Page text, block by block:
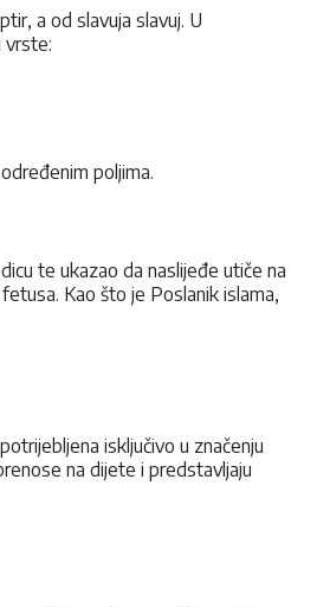
a od slavuja slavuj. U
vrste:
poljima.
te ukazao da naslijeđe utiče na
Kao što je Poslanik islama,
isključivo u značenju
na dijete i predstavljaju